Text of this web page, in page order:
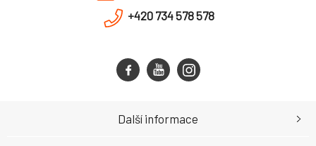
+420 734 578 578
Další informace